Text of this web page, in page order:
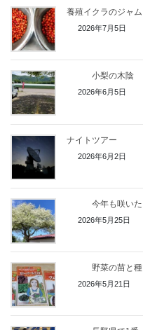
養殖イクラのジャム
2026年7月5日
小梨の木陰
2026年6月5日
ナイトツアー
2026年6月2日
今年も咲いた
2026年5月25日
野菜の苗と種
2026年5月21日